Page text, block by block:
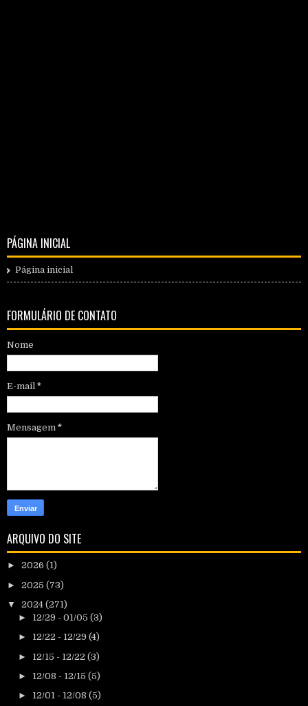
PÁGINA INICIAL
Página inicial
FORMULÁRIO DE CONTATO
Nome
E-mail *
Mensagem *
ARQUIVO DO SITE
► 2026 (1)
► 2025 (73)
▼ 2024 (271)
► 12/29 - 01/05 (3)
► 12/22 - 12/29 (4)
► 12/15 - 12/22 (3)
► 12/08 - 12/15 (5)
► 12/01 - 12/08 (5)